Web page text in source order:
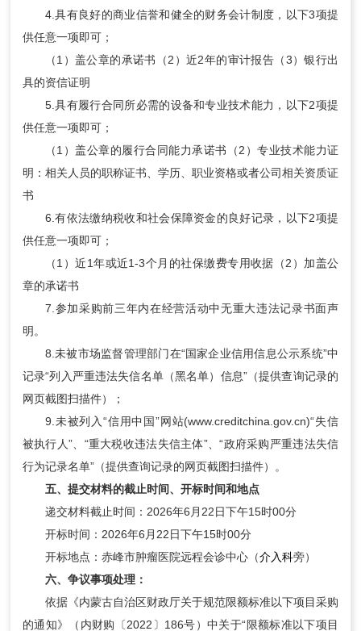
4.具有良好的商业信誉和健全的财务会计制度，以下3项提
供任意一项即可；
（1）盖公章的承诺书（2）近2年的审计报告（3）银行出
具的资信证明
5.具有履行合同所必需的设备和专业技术能力，以下2项提
供任意一项即可；
（1）盖公章的履行合同能力承诺书（2）专业技术能力证
明：相关人员的职称证书、学历、职业资格或者公司相关资质证
书
6.有依法缴纳税收和社会保障资金的良好记录，以下2项提
供任意一项即可；
（1）近1年或近1-3个月的社保缴费专用收据（2）加盖公
章的承诺书
7.参加采购前三年内在经营活动中无重大违法记录书面声
明。
8.未被市场监督管理部门在“国家企业信用信息公示系统”中
记录“列入严重违法失信名单（黑名单）信息”（提供查询记录的
网页截图扫描件）；
9.未被列入“信用中国”网站(www.creditchina.gov.cn)“失信
被执行人”、“重大税收违法失信主体”、“政府采购严重违法失信
行为记录名单”（提供查询记录的网页截图扫描件）。
五、提交材料的截止时间、开标时间和地点
递交材料截止时间：2026年6月22日下午15时00分
开标时间：2026年6月22日下午15时00分
开标地点：赤峰市肿瘤医院远程会诊中心（介入科旁）
六、争议事项处理：
依据《内蒙古自治区财政厅关于规范限额标准以下项目采购
的通知》（内财购〔2022〕186号）中关于“限额标准以下项目